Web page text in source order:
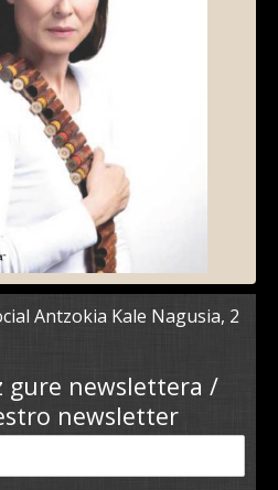
Antzokia Kale Nagusia, 2
gure newslettera /
newsletter